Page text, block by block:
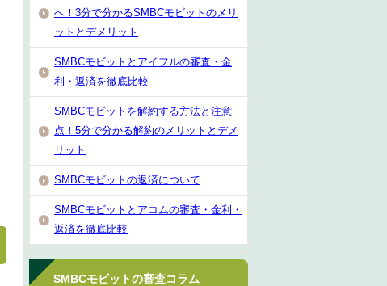
へ！3分で分かるSMBCモビットのメリ
ットとデメリット
SMBCモビットとアイフルの審査・金
利・返済を徹底比較
SMBCモビットを解約する方法と注意
点！5分で分かる解約のメリットとデメ
リット
SMBCモビットの返済について
SMBCモビットとアコムの審査・金利・
返済を徹底比較
SMBCモビットの審査コラム